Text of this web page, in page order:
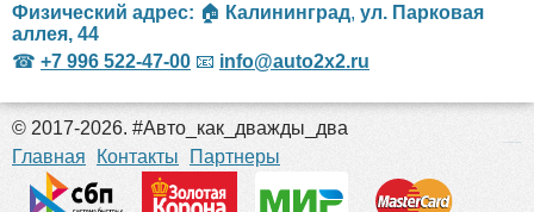
Физический адрес: 🏠 Калининград, ул. Парковая
аллея, 44
☎ +7 996 522-47-00 📧 info@auto2x2.ru
© 2017-2026. #Авто_как_дважды_два
Главная
Контакты Партнеры